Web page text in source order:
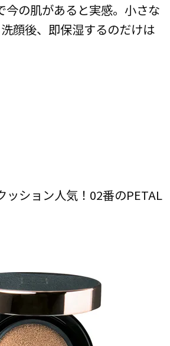
今の肌があると実感。小さな
顔後、即保湿するのだけは
ッション人気！02番のPETAL